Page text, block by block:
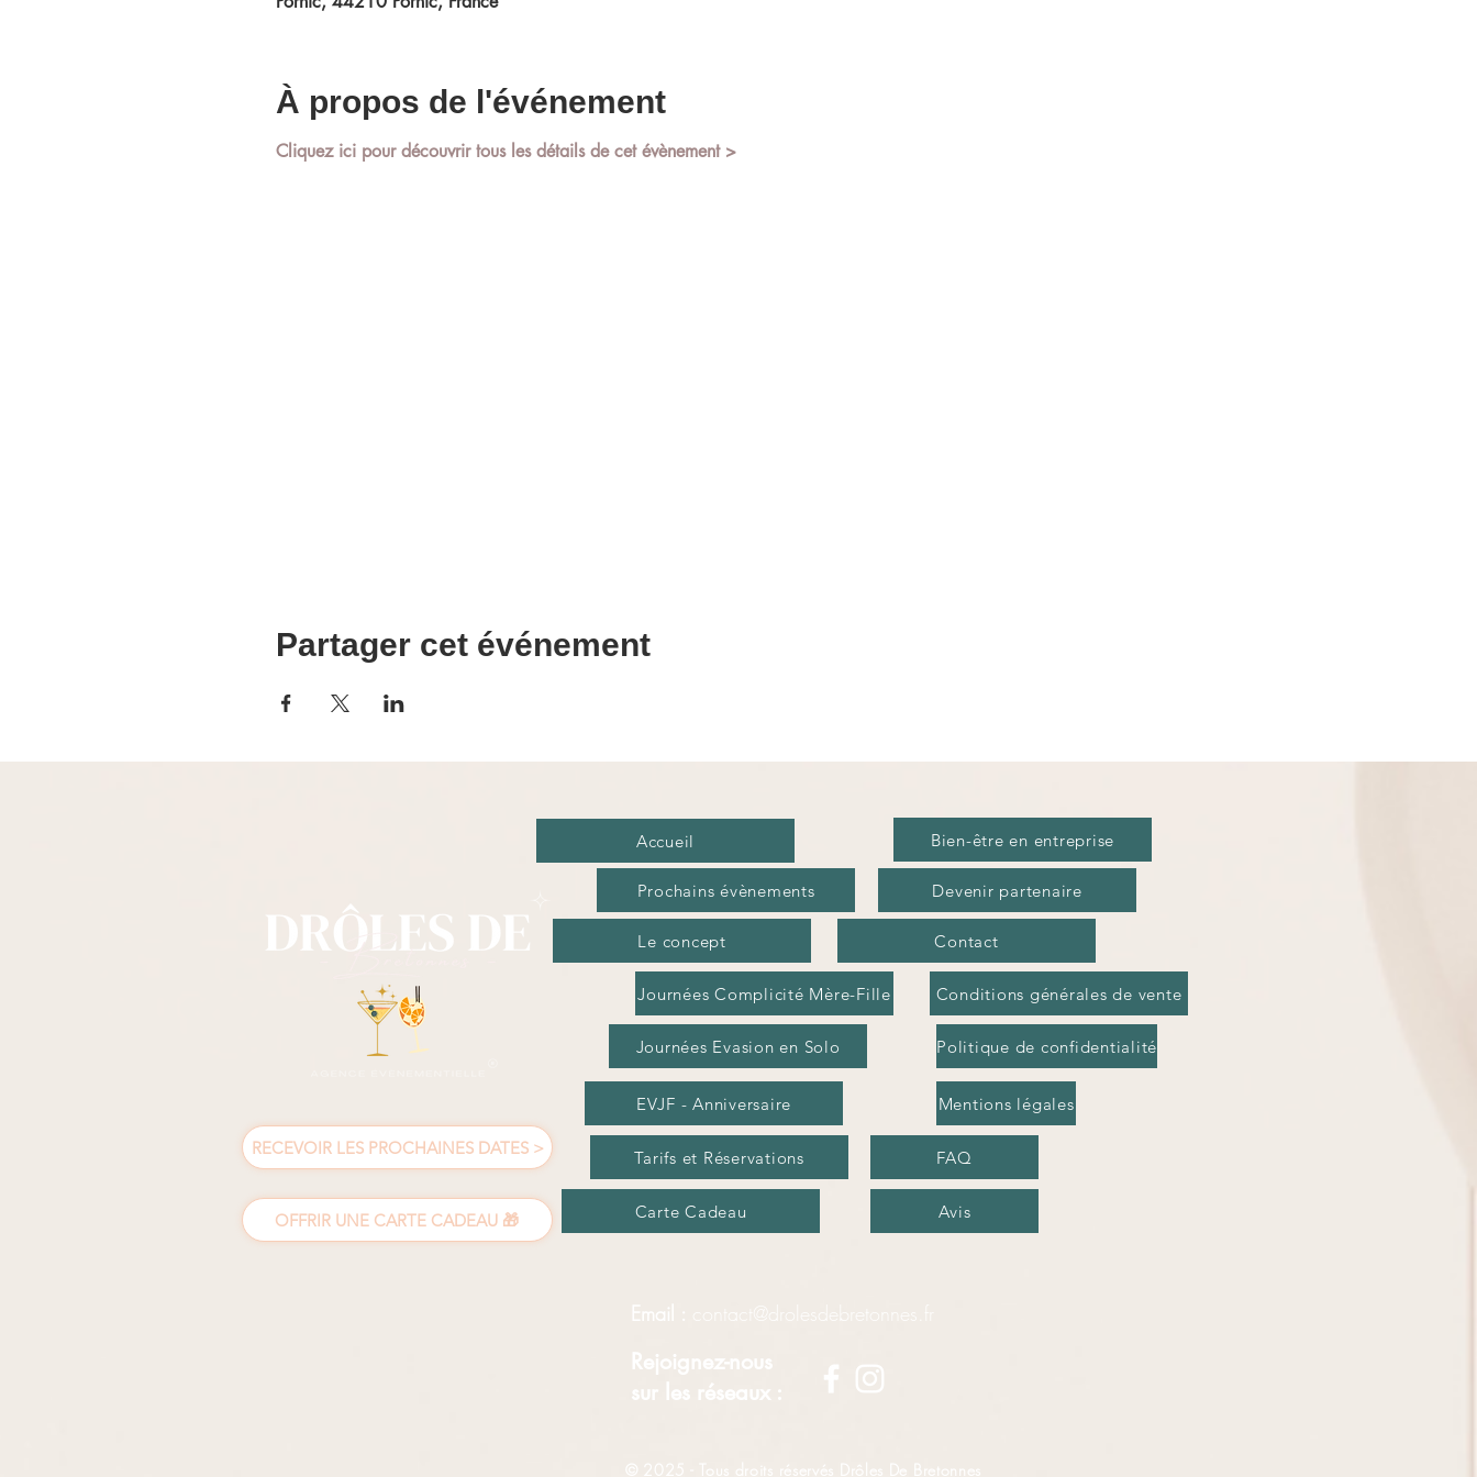
À propos de l'événement
Cliquez ici pour découvrir tous les détails de cet évènement >
Partager cet événement
Accueil
Le concept
Prochains évènements
Contact
Conditions générales de vente
Politique de confidentialité
Tarifs et Réservations
Mentions légales
EVJF - Anniversaire
Devenir partenaire
Journées Evasion en Solo
FAQ
Journées Complicité Mère-Fille
Bien-être en entreprise
RECEVOIR LES PROCHAINES DATES >
OFFRIR UNE CARTE CADEAU 🎁 Carte Cadeau Avis
Email : contact@drolesdebretonnes.fr
Rejoignez-nous
sur les réseaux :
© 2025 - Tous droits réservés Drôles De Bretonnes